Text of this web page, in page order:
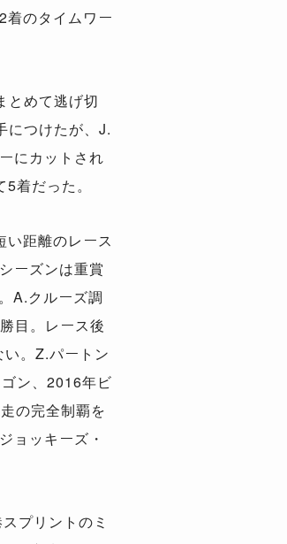
着のタイムワー
とめて逃げ切
につけたが、J.
にカットされ
着だった。
距離のレース
ーズンは重賞
A.クルーズ調
目。レース後
。Z.パートン
ン、2016年ビ
の完全制覇を
ョッキーズ・
プリントのミ